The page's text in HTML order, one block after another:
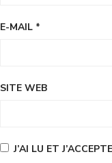
E-MAIL *
SITE WEB
J’AI LU ET